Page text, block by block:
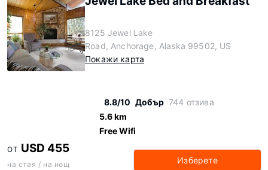
8125 Jewel Lake
Road, Anchorage, Alaska 99502, US
Покажи карта
8.8/10 Добър 744 отзива
5.6 km
Free Wifi
ОТ USD 455
на стая / на нощ Изберете